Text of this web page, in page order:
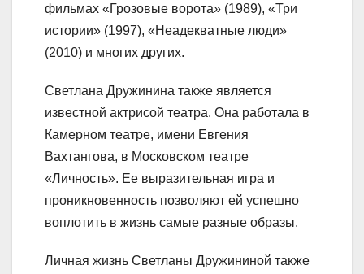
фильмах «Грозовые ворота» (1989), «Три
истории» (1997), «Неадекватные люди»
(2010) и многих других.
Светлана Дружинина также является
известной актрисой театра. Она работала в
Камерном театре, имени Евгения
Вахтангова, в Московском театре
«Личность». Ее выразительная игра и
проникновенность позволяют ей успешно
воплотить в жизнь самые разные образы.
Личная жизнь Светланы Дружининой также